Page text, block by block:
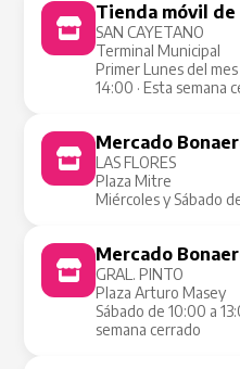
Tienda móvil de
SAN CAYETANO
Terminal Municipal
Primer Lunes del
14:00 · Esta semana
Mercado
LAS FLORES
Plaza Mitre
Miércoles y Sábado
Mercado
GRAL. PINTO
Plaza Arturo Masey
Sábado de 10:00 a
semana cerrado